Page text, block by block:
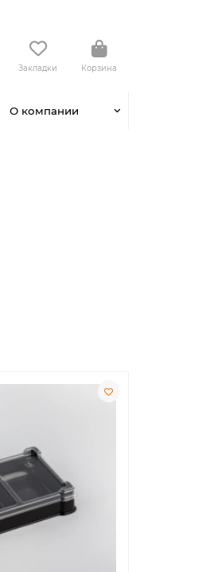
Закладки Корзина
О компании